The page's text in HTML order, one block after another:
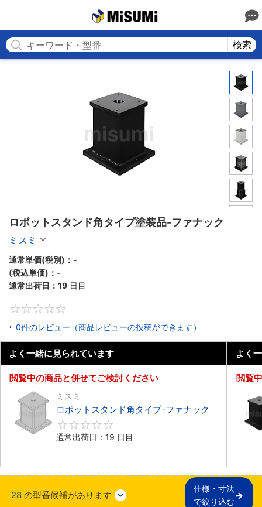
検索
ロボットスタンド角タイプ塗装品-ファナック
ミスミ
通常単価(税別)： -
(税込単価)： -
通常出荷日： 19 日目
0件のレビュー（商品レビューの投稿ができます）
よく一緒に見られています
閲覧中の商品と併せてご検討ください
ミスミ
ロボットスタンド角タイプ-ファナック
通常出荷日：19 日目
よく
閲覧
28 の型番候補があります
仕様・寸法
で絞り込む